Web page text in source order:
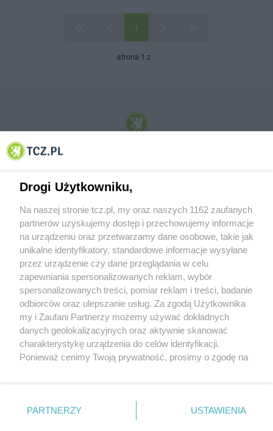
1
strona 1 z 1
© 2001-2026 Tczew - TCZ.PL Sp. z o.o. Internetowy Serwis Informacyjny Miasta
O FIRMIE POLITYKA PRYWATNOŚCI HOSTING
REKLAMA WSPÓŁPRACA RSS FACEBOOK KONTAKT
Nasze serwisy
Aktualności
Tcz24
Historia miasta
Muzyka i kultura
Archiwum wydarzeń
Zdjęcia miasta
Drogi Użytkowniku,
Na naszej stronie tcz.pl, my oraz naszych 1162 zaufanych
partnerów uzyskujemy dostęp i przechowujemy informacje
na urządzeniu oraz przetwarzamy dane osobowe, takie jak
unikalne identyfikatory, standardowe informacje wysyłane
przez urządzenie czy dane przeglądania w celu
zapewniania spersonalizowanych reklam, wybór
spersonalizowanych treści, pomiar reklam i treści, badanie
odbiorców oraz ulepszanie usług. Za zgodą Użytkownika
my i Zaufani Partnerzy możemy używać dokładnych
danych geolokalizacyjnych oraz aktywnie skanować
charakterystykę urządzenia do celów identyfikacji.
Ponieważ cenimy Twoją prywatność, prosimy o zgodę na
znajdujący się w lewym dolnym rogu strony
. Niektóre
PARTNERZY USTAWIENIA